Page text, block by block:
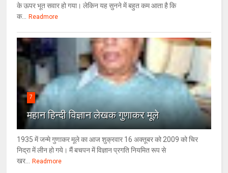
के ऊपर भूत सवार हो गया। लेकिन यह सुनने में बहुत कम आता है कि
क... Readmore
7
महान हिन्दी विज्ञान लेखक गुणाकर मूले
1935 में जन्मे गुणाकर मूले का आज शुक्रवार 16 अक्तूबर को 2009 को चिर
निद्रा में लीन हो गये। मैं बचपन में विज्ञान प्रगति नियमित रूप से
खर... Readmore